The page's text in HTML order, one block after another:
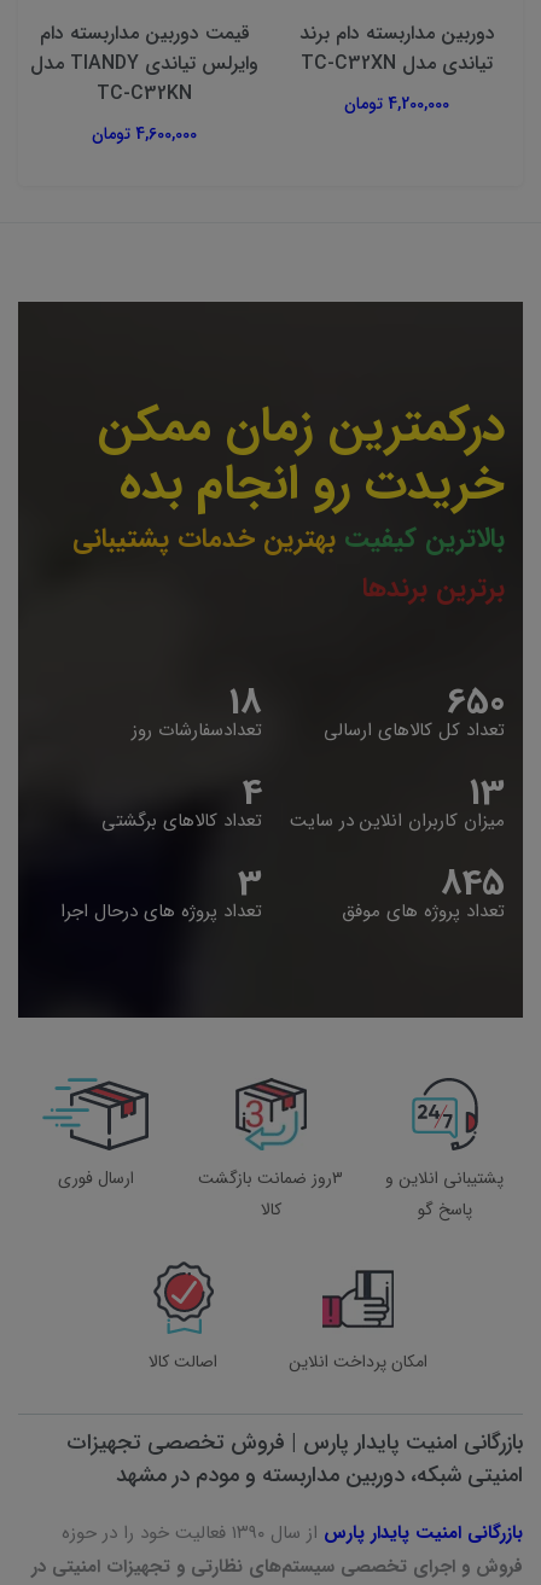
دوربین مداربسته دام برند
تیاندی مدل TC-C32XN
4,200,000 تومان
قیمت دوربین مداربسته دام
وایرلس تیاندی TIANDY مدل
TC-C32KN
4,600,000 تومان
درکمترین زمان ممکن
خریدت رو انجام بده
بالاترین کیفیت بهترین خدمات پشتیبانی
برترین برندها
653
تعداد کل کالاهای ارسالی 19
تعدادسفارشات روز
14
میزان کاربران انلاین در سایت 5
تعداد کالاهای برگشتی
848
تعداد پروژه های موفق 4
تعداد پروژه های درحال اجرا
پشتیبانی انلاین و
پاسخ گو
3روز ضمانت بازگشت
کالا
ارسال فوری
امکان پرداخت انلاین اصالت کالا
بازرگانی امنیت پایدار پارس | فروش تخصصی تجهیزات
امنیتی شبکه، دوربین مداربسته و مودم در مشهد
بازرگانی امنیت پایدار پارس از سال ۱۳۹۰ فعالیت خود را در حوزه
فروش و اجرای تخصصی سیستم‌های نظارتی و تجهیزات امنیتی در